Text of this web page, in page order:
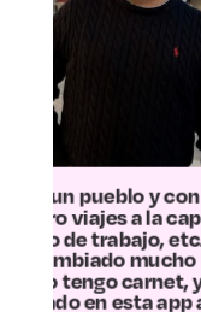
la app
a
la vida,
y he
Veo